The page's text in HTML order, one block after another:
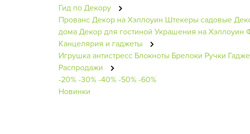
Гид по Декору
ПровансДекор на Хэллоуин Штекеры садовые
домаДекор для гостиной Украшения на Хэллоуин
Канцелярия и гаджеты
Игрушка антистресс Блокноты Брелоки Ручки
Распродажи
-20%-30%-40%-50%-60%
Новинки